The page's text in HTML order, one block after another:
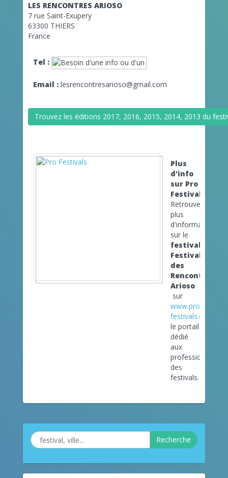
LES RENCONTRES ARIOSO
7 rue Saint-Exupery
63300 THIERS
France
Tel :
Email : lesrencontresarioso@gmail.com
Trouvez les éditions 2017, 2016, 2015, 2014, 2013 du
Plus
d'info
sur Pro
Festivals
Retrouvez
plus
d'informations
sur le
festival
Festival
des
Rencontres
Arioso
sur
www.pro-
festivals.com
le portail
dédié
aux
professionnels
des
festivals.
Recherche